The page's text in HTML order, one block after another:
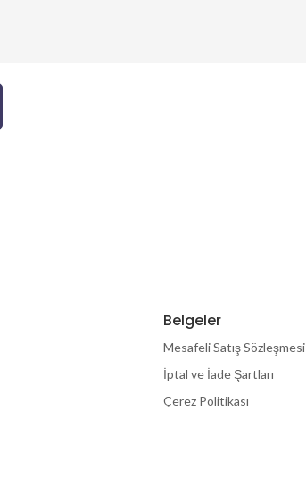
Belgeler
Mesafeli Satış Sözleşmesi
İptal ve İade Şartları
Çerez Politikası